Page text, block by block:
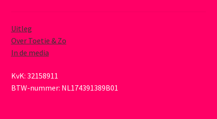
Uitleg
Over Toetie & Zo
In de media
KvK: 32158911
BTW-nummer: NL174391389B01